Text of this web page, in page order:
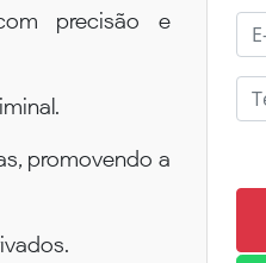
precisão e
promovendo a